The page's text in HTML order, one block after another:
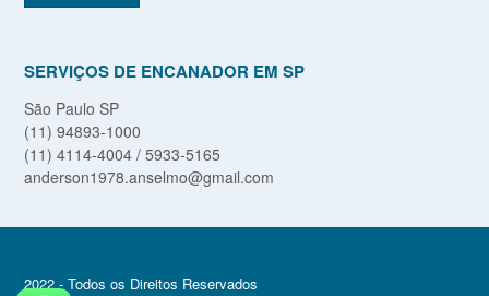
SERVIÇOS DE ENCANADOR EM SP
São Paulo SP
(11) 94893-1000
(11) 4114-4004 / 5933-5165
anderson1978.anselmo@gmail.com
2022 - Todos os Direitos Reservados